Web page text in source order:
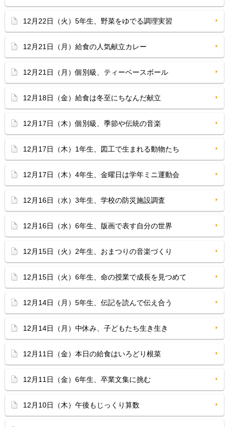
12月22日（火）5年生、野菜をゆでる調理実習
12月21日（月）給食の人気献立カレー
12月21日（月）個別級、ティーベースボール
12月18日（金）給食は冬至にちなんだ献立
12月17日（木）個別級、季節や伝統の音楽
12月17日（木）1年生、図工で生まれる動物たち
12月17日（木）4年生、金曜日は学年ミニ運動会
12月16日（水）3年生、学校の防災施設調査
12月16日（水）6年生、版画で表す自分の世界
12月15日（火）2年生、おまつりの音楽づくり
12月15日（火）6年生、命の授業で成長を見つめて
12月14日（月）5年生、伝記を読んで伝え合う
12月14日（月）中休み、子どもたち生き生き
12月11日（金）本日の給食はいろどり根菜
12月11日（金）6年生、卒業文集に挑む
12月10日（木）午後もじっくり算数